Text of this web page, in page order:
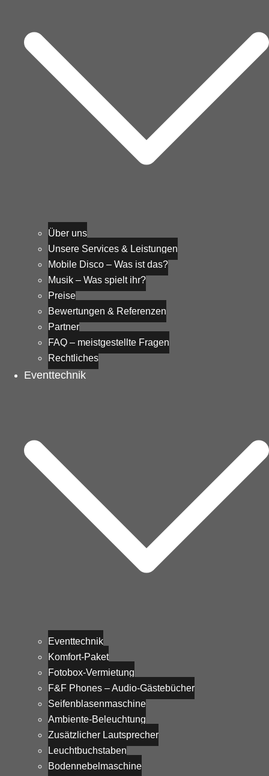
Über uns
Unsere Services & Leistungen
Mobile Disco – Was ist das?
Musik – Was spielt ihr?
Preise
Bewertungen & Referenzen
Partner
FAQ – meistgestellte Fragen
Rechtliches
Eventtechnik
Eventtechnik
Komfort-Paket
Fotobox-Vermietung
F&F Phones – Audio-Gästebücher
Seifenblasenmaschine
Ambiente-Beleuchtung
Zusätzlicher Lautsprecher
Leuchtbuchstaben
Bodennebelmaschine